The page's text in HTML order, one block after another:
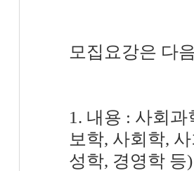
모집요강은 다
1. 내용 : 사회
보학, 사회학,
성학, 경영학 등)